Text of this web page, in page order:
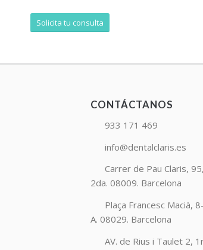
Solicita tu consulta
CONTÁCTANOS
933 171 469
info@dentalclaris.es
Carrer de Pau Claris,
2da. 08009. Barcelona
Plaça Francesc Macià,
A. 08029. Barcelona
AV. de Rius i Taulet 2,